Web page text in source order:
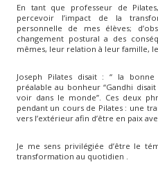
En tant que professeur de
percevoir l’impact de la
personnelle de mes élèves;
changement postural a des
mêmes, leur relation à leur famille,
Joseph Pilates disait : “ la
préalable au bonheur “Gandhi
voir dans le monde”. Ces deux
pendant un cours de Pilates : une
vers l’extérieur afin d’être en paix
Je me sens privilégiée d’être le
transformation au quotidien .